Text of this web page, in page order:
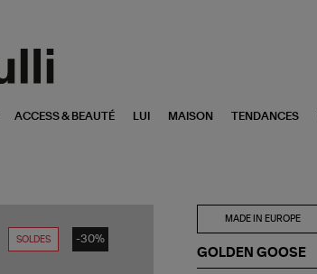
ACCESS & BEAUTÉ LUI MAISON TENDANCES
SOLDES -30%
MADE IN EUROPE
GOLDEN GOOSE